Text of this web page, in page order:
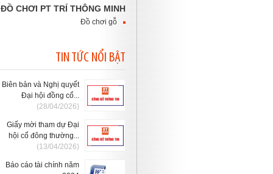
ĐỒ CHƠI PT TRÍ THÔNG MINH
Đồ chơi gỗ
TIN TỨC NỔI BẬT
Biên bản và Nghị quyết
Đại hội đồng cổ...
(28/04/2026)
Giấy mời tham dự Đại
hội cổ đông thường...
(13/04/2026)
Báo cáo tài chính năm